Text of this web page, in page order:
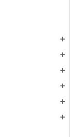
add
add
add
add
add
add